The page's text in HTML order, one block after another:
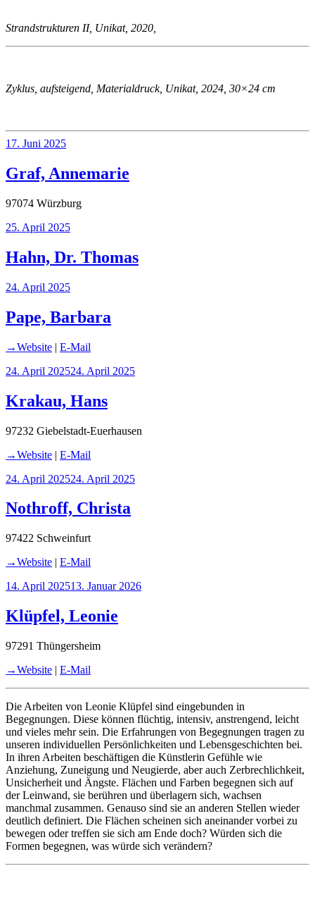
Strandstrukturen II, Unikat, 2020,
Zyklus, aufsteigend, Materialdruck, Unikat, 2024, 30×24 cm
Veröffentlicht
17. Juni 2025
Graf, Annemarie
97074 Würzburg
Veröffentlicht
25. April 2025
Hahn, Dr. Thomas
Veröffentlicht
24. April 2025
Pape, Barbara
→Website | E-Mail
Veröffentlicht
24. April 202524. April 2025
Krakau, Hans
97232 Giebelstadt-Euerhausen
→Website | E-Mail
Veröffentlicht
24. April 202524. April 2025
Nothroff, Christa
97422 Schweinfurt
→Website | E-Mail
Veröffentlicht
14. April 202513. Januar 2026
Klüpfel, Leonie
97291 Thüngersheim
→Website | E-Mail
Die Arbeiten von Leonie Klüpfel sind eingebunden in
Begegnungen. Diese können flüchtig, intensiv, anstrengend, leicht
und vieles mehr sein. Die Erfahrungen von Begegnungen tragen zu
unseren individuellen Persönlichkeiten und Lebensgeschichten bei.
In ihren Arbeiten beschäftigen die Künstlerin Gefühle wie
Anziehung, Zuneigung und Neugierde, aber auch Zerbrechlichkeit,
Unsicherheit und Ängste. Flächen und Farben begegnen sich auf
der Leinwand, sie berühren und überlagern sich, wachsen
manchmal zusammen. Genauso sind sie an anderen Stellen wieder
deutlich definiert. Die Flächen scheinen sich aneinander vorbei zu
bewegen oder treffen sie sich am Ende doch? Würden sich die
Formen begegnen, was würde sich verändern?